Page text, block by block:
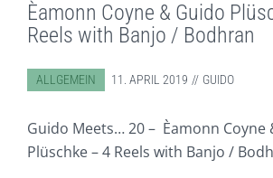
Èamonn Coyne & Guido
Reels with Banjo / Bodhran
ABGELEGT IN:
ALLGEMEIN 11. APRIL 2019 GUIDO
Guido Meets… 20 – Èamonn Coyne
Plüschke – 4 Reels with Banjo /